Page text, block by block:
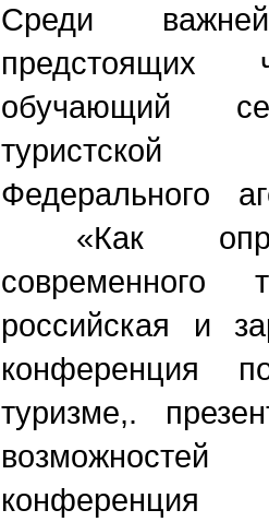
Среди
обучающий
Федерального
«Как
российская и
конференция
туризме,.